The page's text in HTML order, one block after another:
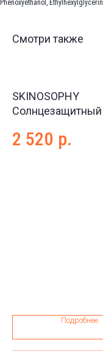
Phenoxyethanol,
Смотри также
SKINOSOPHY
нормальной кожи,
2 520 р.
Подробнее